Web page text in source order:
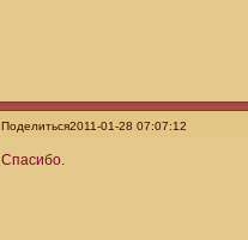
Поделиться2011-01-28 07:07:12
Спасибо.